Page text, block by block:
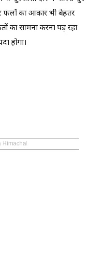
फलों का आकार भी बेहतर
का सामना करना पड़ रहा
होगा।
Himachal